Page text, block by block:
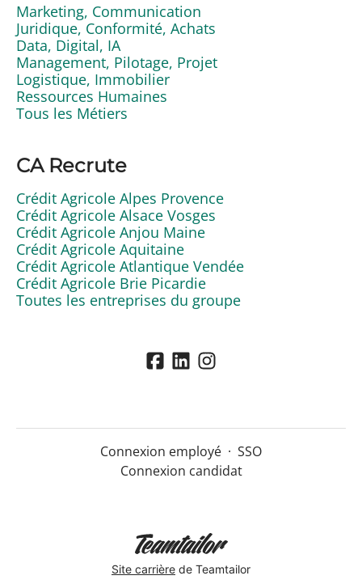
Marketing, Communication
Juridique, Conformité, Achats
Data, Digital, IA
Management, Pilotage, Projet
Logistique, Immobilier
Ressources Humaines
Tous les Métiers
CA Recrute
Crédit Agricole Alpes Provence
Crédit Agricole Alsace Vosges
Crédit Agricole Anjou Maine
Crédit Agricole Aquitaine
Crédit Agricole Atlantique Vendée
Crédit Agricole Brie Picardie
Toutes les entreprises du groupe
Connexion employé · SSO
Connexion candidat
Site carrière de Teamtailor